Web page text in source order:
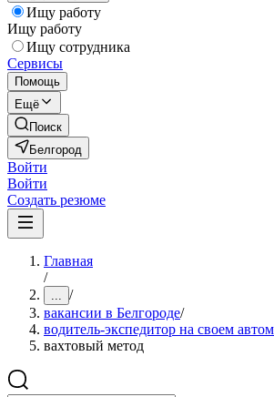
Ищу работу
Ищу работу
Ищу сотрудника
Сервисы
Помощь
Ещё
Поиск
Белгород
Войти
Войти
Создать резюме
Главная
/
... /
вакансии в Белгороде/
водитель-экспедитор на своем
вахтовый метод